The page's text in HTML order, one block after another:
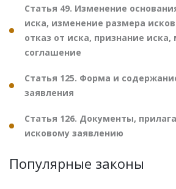
Статья 49. Изменение
иска, изменение размера
отказ от иска, признание иска,
соглашение
Статья 125. Форма и
заявления
Статья 126. Документы,
исковому заявлению
Популярные законы